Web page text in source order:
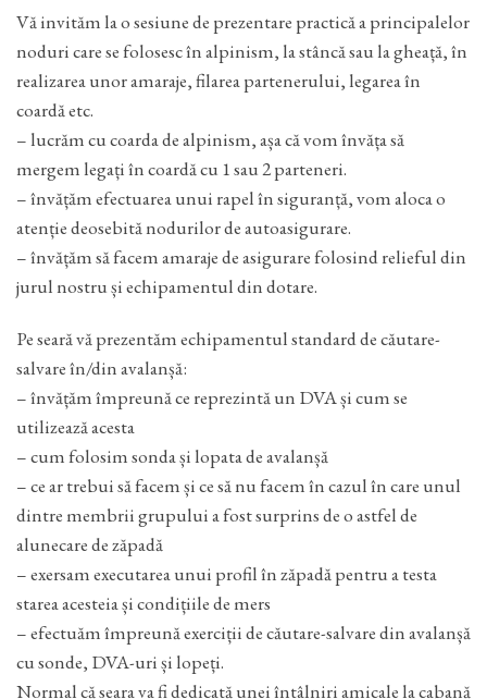
Vă invităm la o sesiune de prezentare practică a principalelor
noduri care se folosesc în alpinism, la stâncă sau la gheață, în
realizarea unor amaraje, filarea partenerului, legarea în
coardă etc.
– lucrăm cu coarda de alpinism, așa că vom învăța să
mergem legați în coardă cu 1 sau 2 parteneri.
– învățăm efectuarea unui rapel în siguranță, vom aloca o
atenție deosebită nodurilor de autoasigurare.
– învățăm să facem amaraje de asigurare folosind relieful din
jurul nostru și echipamentul din dotare.
Pe seară vă prezentăm echipamentul standard de căutare-
salvare în/din avalanșă:
– învățăm împreună ce reprezintă un DVA și cum se
utilizează acesta
– cum folosim sonda și lopata de avalanșă
– ce ar trebui să facem și ce să nu facem în cazul în care unul
dintre membrii grupului a fost surprins de o astfel de
alunecare de zăpadă
– exersam executarea unui profil în zăpadă pentru a testa
starea acesteia și condițiile de mers
– efectuăm împreună exerciții de căutare-salvare din avalanșă
cu sonde, DVA-uri și lopeți.
Normal că seara va fi dedicată unei întâlniri amicale la cabană